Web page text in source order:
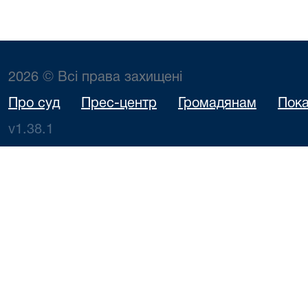
2026 © Всі права захищені
Про суд Прес-центр Громадянам
v1.38.1